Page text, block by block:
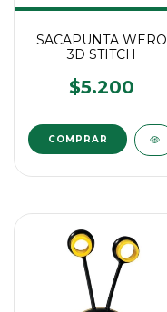
SACAPUNTA WERO
3D STITCH
$5.200